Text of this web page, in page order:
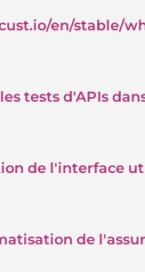
en/stable/
tests d'APIs
de l'interface
de